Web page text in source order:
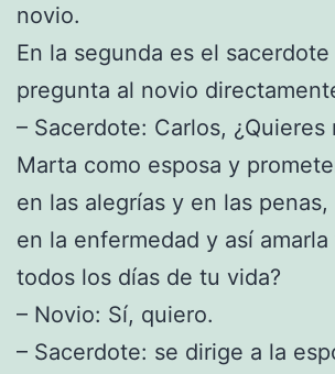
novio.
En la segunda es el
pregunta al novio
– Sacerdote: Carlos, ¿Quieres
Marta como esposa y
en las alegrías y en las
en la enfermedad y así
todos los días de tu vida?
– Novio: Sí, quiero.
– Sacerdote: se dirige a la